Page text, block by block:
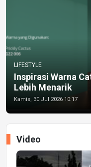
LIFESTYLE
Inspirasi Warna
Lebih Menarik
Kamis, 30 Jul 2026 10:17
Video